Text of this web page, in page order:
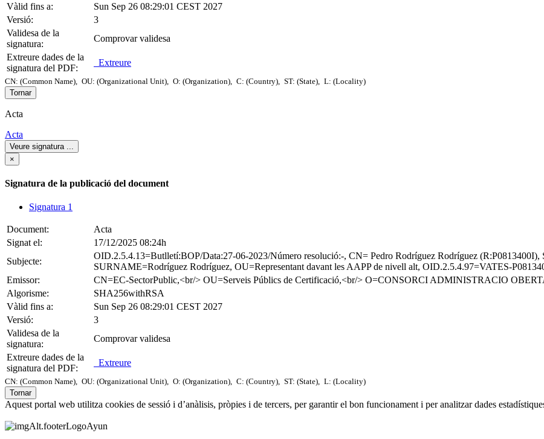
Vàlid fins a:
Sun Sep 26 08:29:01 CEST 2027
Versió:
3
Validesa de la
signatura:
Comprovar validesa
Extreure dades de la
signatura del PDF:
Extreure
CN: (Common Name), OU: (Organizational Unit), O: (Organization), C: (Country), ST: (State),
L: (Locality)
Tornar
Acta
Acta
Veure signatura
×
Signatura de la publicació del document
Signatura 1
Document:
Acta
Signat el:
17/12/2025 08:24h
Subjecte:
OID.2.5.4.13=Butlletí:BOP/Data:27-06-2023/Número resolució:-, CN= Pedro Rodríguez Rodríguez
SURNAME=Rodríguez Rodríguez, OU=Representant davant les AAPP de nivell alt, OID.2.5.4.97=VATES-
Emissor:
CN=EC-SectorPublic,<br/> OU=Serveis Públics de Certificació,<br/> O=CONSORCI ADMINISTRACIO
Algorisme:
SHA256withRSA
Vàlid fins a:
Sun Sep 26 08:29:01 CEST 2027
Versió:
3
Validesa de la
signatura:
Comprovar validesa
Extreure dades de la
signatura del PDF:
Extreure
CN: (Common Name), OU: (Organizational Unit), O: (Organization), C: (Country), ST: (State), L: (Locality)
Tornar
Aquest portal web utilitza cookies de sessió i d’anàlisis, pròpies i de tercers, per garantir el bon funcionament i per analitzar dades